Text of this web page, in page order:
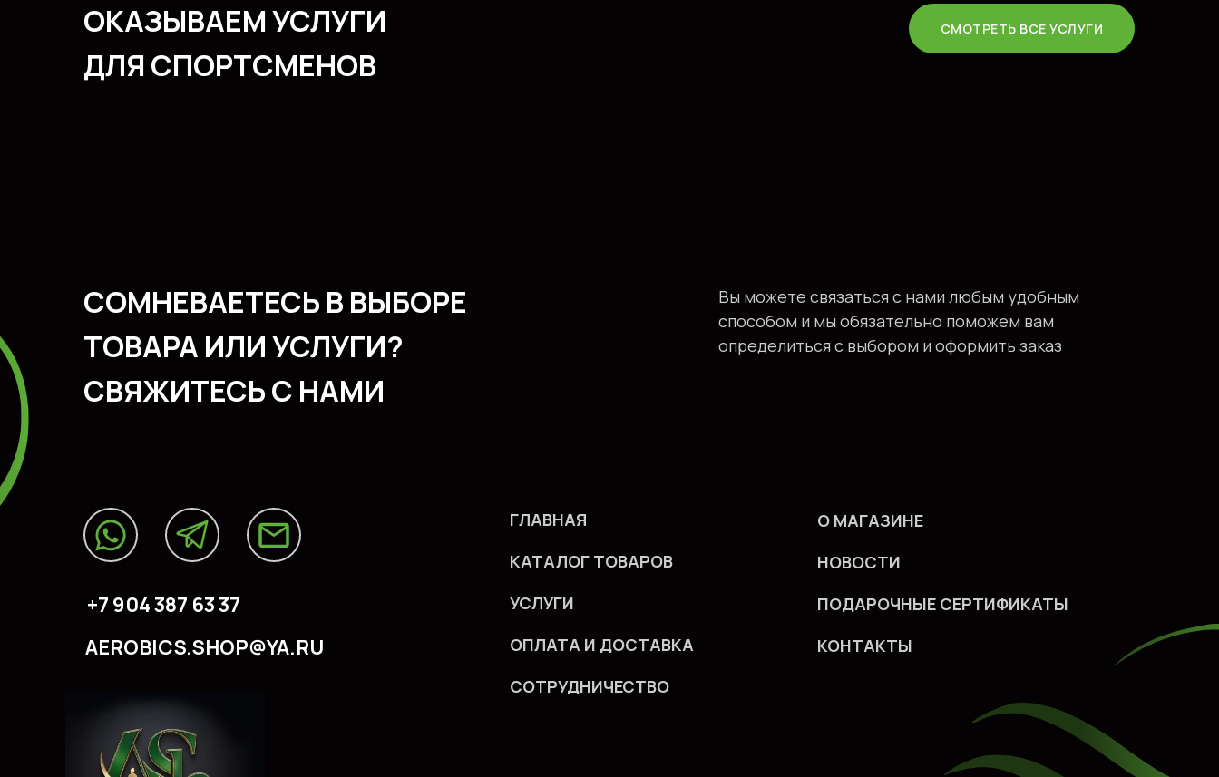
ОКАЗЫВАЕМ УСЛУГИ
ДЛЯ СПОРТСМЕНОВ
СМОТРЕТЬ ВСЕ УСЛУГИ
СОМНЕВАЕТЕСЬ В ВЫБОРЕ
ТОВАРА ИЛИ УСЛУГИ?
CВЯЖИТЕСЬ С НАМИ
Вы можете связаться с нами любым удобным
способом и мы обязательно поможем вам
определиться с выбором и оформить заказ
+7 904 387 63 37
AEROBICS.SHOP@YA.RU
ГЛАВНАЯ
КАТАЛОГ ТОВАРОВ
УСЛУГИ
ОПЛАТА И ДОСТАВКА
СОТРУДНИЧЕСТВО
О МАГАЗИНЕ
НОВОСТИ
ПОДАРОЧНЫЕ СЕРТИФИКАТЫ
КОHТАКТЫ